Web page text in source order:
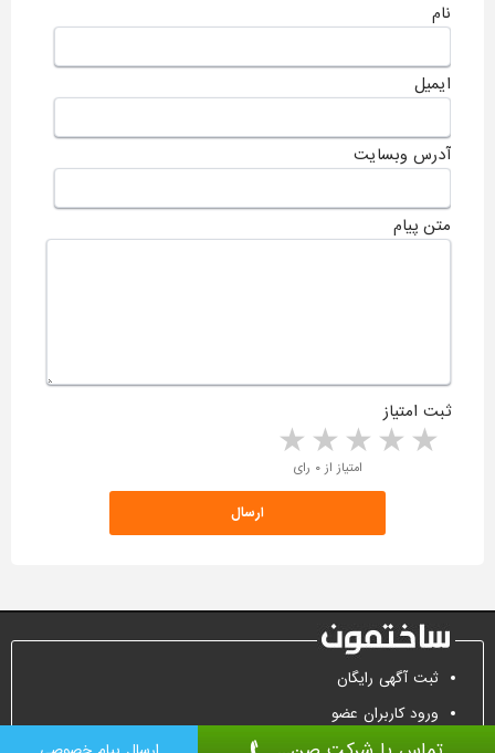
نام
ایمیل
آدرس وبسایت
متن پیام
ثبت امتیاز
4 stars 3 stars 2 stars 1 star امتیاز از ۰ رای
ثبت آگهی رایگان
ورود کاربران عضو